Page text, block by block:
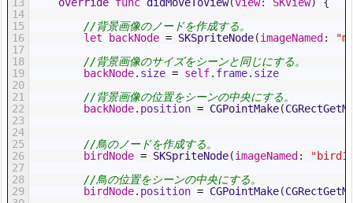
14
15
16
17
18
19
20
21
22
23
24
25
26
27
28
29
//背景画像のノードを作成する。
let
backNode = SKSpriteNode(imageNamed :
//背景画像のサイズをシーンと同じにする。
backNode. size = self. frame. size
//背景画像の位置をシーンの中央にする。
backNode. position = CGPointMake(
//鳥のノードを作成する。
birdNode = SKSpriteNode(imageNamed :
//鳥の位置をシーンの中央にする。
birdNode. position = CGPointMake(